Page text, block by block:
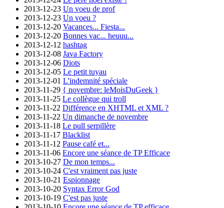
2013-12-23 Un voeu de prof
2013-12-23 Un voeu ?
2013-12-20 Vacances... Fiesta...
2013-12-20 Bonnes vac... heuuu...
2013-12-12 hashtag
2013-12-08 Java Factory
2013-12-06 Diots
2013-12-05 Le petit tuyau
2013-12-01 L'indemnité spéciale
2013-11-29 { novembre: leMoisDuGeek }
2013-11-25 Le collègue qui troll
2013-11-22 Différence en XHTML et XML ?
2013-11-22 Un dimanche de novembre
2013-11-18 Le pull serpillère
2013-11-17 Blacklist
2013-11-12 Pause café et...
2013-11-06 Encore une séance de TP Efficace
2013-10-27 De mon temps...
2013-10-24 C'est vraiment pas juste
2013-10-21 Espionnage
2013-10-20 Syntax Error God
2013-10-19 C'est pas juste